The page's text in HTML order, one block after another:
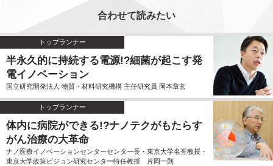
合わせて読みたい
トップランナー
半永久的に持続する電源!?細菌が起こす発
電イノベーション
国立研究開発法人 物質・材料研究機構 主任研究員 岡本章玄
トップランナー
体内に病院ができる!?ナノテクがもたらす
がん治療の大革命
ナノ医療イノベーションセンターセンター長・東京大学名誉教授・
東京大学政策ビジョン研究センター特任教授 片岡一則